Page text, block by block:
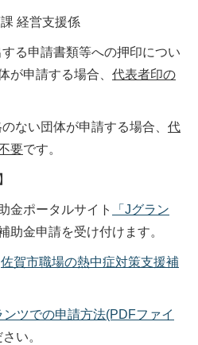
経営支援係
る申請書類等への押印につい
が申請する場合、 代表者印の
ない団体が申請する場合、 代
要です。
金ポータルサイト
「Jグラン
助金申請を受け付けます。
佐賀市職場の熱中症対策支援補
ンツでの申請方法(PDFファイ
い。